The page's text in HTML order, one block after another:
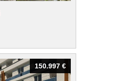
150.997 €
150.997 €